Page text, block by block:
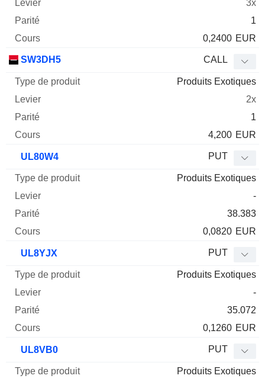
3x
1
0,2400 EUR
SW3DH5 CALL
Produits Exotiques
2x
1
4,200 EUR
UL80W4 PUT
Produits Exotiques
-
38.383
0,0820 EUR
UL8YJX PUT
Produits Exotiques
-
35.072
0,1260 EUR
UL8VB0 PUT
Produits Exotiques